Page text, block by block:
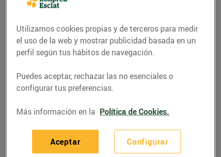
LEER MÁS
presenten el primer iogurt de Crema
Catalana del mercat
Utilizamos cookies propias y de terceros para medir
el uso de la web y mostrar publicidad basada en un
perfil según tus hábitos de navegación.
Puedes aceptar, rechazar las no esenciales o
configurar tus preferencias.
Más información en la Política de Cookies.
Configurar
Aceptar